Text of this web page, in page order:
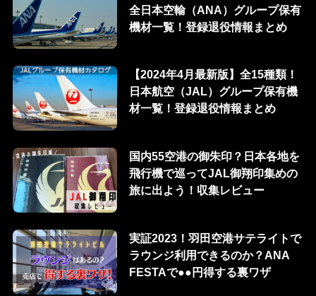
全日本空輸（ANA）グループ保有
機材一覧！登録退役情報まとめ
【2024年4月最新版】全15種類！
日本航空（JAL）グループ保有機
材一覧！登録退役情報まとめ
国内55空港の御朱印？日本各地を
飛行機で巡ってJAL御翔印集めの
旅に出よう！収集レビュー
実証2023！羽田空港サテライトで
ラウンジ利用できるのか？ANA
FESTAで●●円得する裏ワザ